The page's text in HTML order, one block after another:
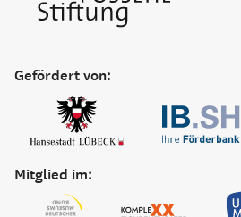
Eine Einrichtung der:
Gefördert von: